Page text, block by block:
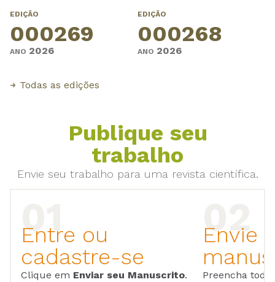
EDIÇÃO
000269
ANO 2026
EDIÇÃO
000268
ANO 2026
Todas as edições
Publique seu
trabalho
Envie seu trabalho para uma revista científica.
Entre ou
cadastre-se
Clique em Enviar seu Manuscrito.
Envie
Preencha